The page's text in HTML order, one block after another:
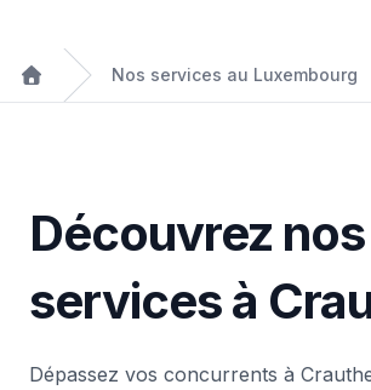
Nos services au Luxembourg
Découvrez nos
services à
Dépassez vos concurrents à